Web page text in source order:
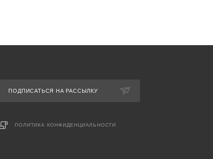
ПОДПИСАТЬСЯ НА РАССЫЛКУ
ПОЛИТИКА КОНФИДЕНЦИАЛЬНОСТИ